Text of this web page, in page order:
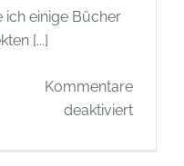
ich einige Bücher
[...]
Kommentare
deaktiviertfür